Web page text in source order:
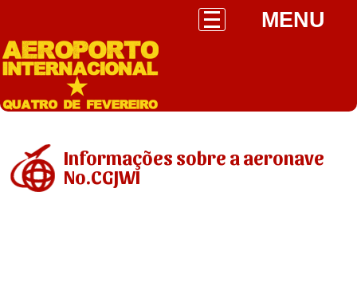
MENU
Informações sobre a aeronave
No.CGJWI